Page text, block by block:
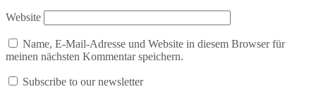
Website
Name, E-Mail-Adresse und Website in diesem Browser für
meinen nächsten Kommentar speichern.
Subscribe to our newsletter